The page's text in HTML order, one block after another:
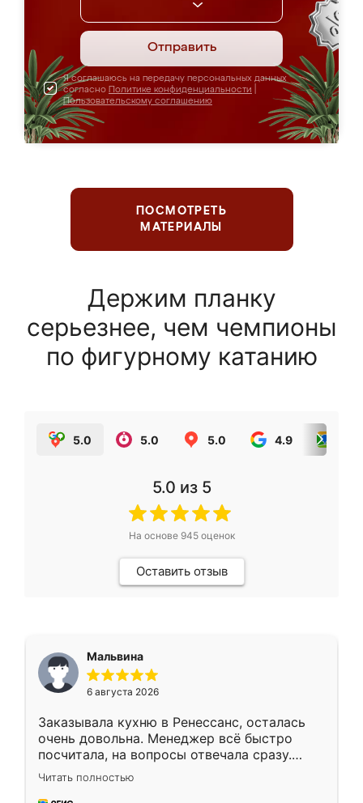
Отправить
Я соглашаюсь на передачу персональных данных
согласно Политике конфиденциальности
Пользовательскому соглашению
ПОСМОТРЕТЬ
МАТЕРИАЛЫ
Держим планку
серьезнее, чем чемпионы
по фигурному катанию
5.0 5.0 5.0 4.9
5.0 из 5
На основе 945оценок
Оставить отзыв
Мальвина
6 августа 2026
Заказывала кухню в Ренессанс, осталась
очень довольна. Менеджер всё быстро
посчитала, на вопросы отвечала сразу.
Замерщик приехал в субботу, подошёл к
делу со всей ответственностью. Собрали
Читать полностью